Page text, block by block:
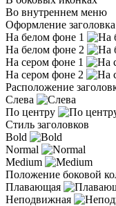
Во внутреннем меню
Оформление
На белом фоне 1
На белом фоне 2
На сером фоне 1
На сером фоне 2
Расположение
Слева
По центру
Стиль заголовков
Bold
Normal
Medium
Положение боковой
Плавающая
Неподвижная